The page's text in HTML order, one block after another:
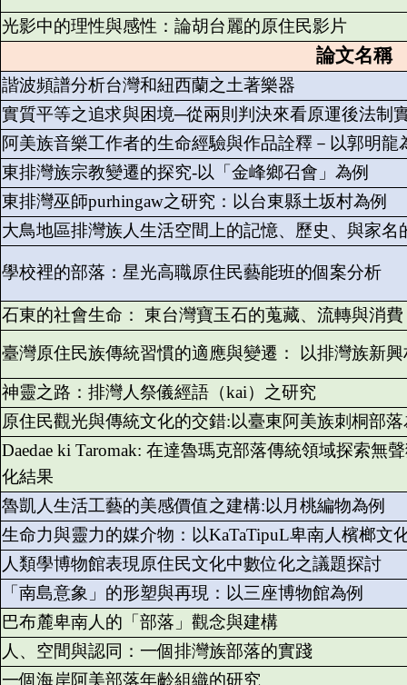
光影中的理性與感性：論胡台麗的原住民影片
論文名稱
諧波頻譜分析台灣和紐西蘭之土著樂器
實質平等之追求與困境─從兩則判決來看原運後法制
阿美族音樂工作者的生命經驗與作品詮釋－以郭明龍
東排灣族宗教變遷的探究-以「金峰鄉召會」為例
東排灣巫師purhingaw之研究：以台東縣土坂村為例
大鳥地區排灣族人生活空間上的記憶、歷史、與家名
學校裡的部落：星光高職原住民藝能班的個案分析
石東的社會生命： 東台灣寶玉石的蒐藏、流轉與消費
臺灣原住民族傳統習慣的適應與變遷： 以排灣族新
神靈之路：排灣人祭儀經語（kai）之研究
原住民觀光與傳統文化的交錯:以臺東阿美族刺桐部
Daedae ki Taromak: 在達魯瑪克部落傳統領域探索無
化結果
魯凱人生活工藝的美感價值之建構:以月桃編物為例
生命力與靈力的媒介物：以KaTaTipuL卑南人檳榔文
人類學博物館表現原住民文化中數位化之議題探討
「南島意象」的形塑與再現：以三座博物館為例
巴布麓卑南人的「部落」觀念與建構
人、空間與認同：一個排灣族部落的實踐
一個海岸阿美部落年齡組織的研究